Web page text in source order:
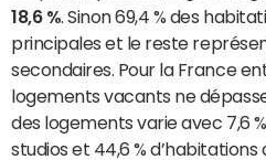
18,6 % . Sinon 69,4 % des
principales et le reste
secondaires. Pour la France
logements vacants ne
des logements varie avec 7,6
studios et 44,6 % d’habitations